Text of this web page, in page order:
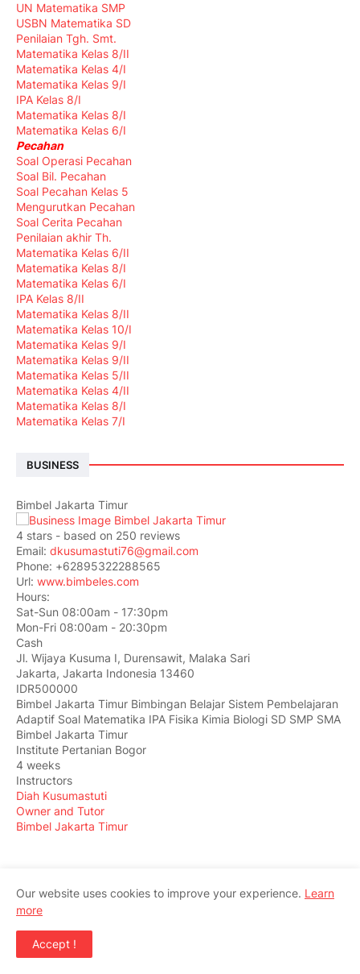
UN Matematika SMP
USBN Matematika SD
Penilaian Tgh. Smt.
Matematika Kelas 8/II
Matematika Kelas 4/I
Matematika Kelas 9/I
IPA Kelas 8/I
Matematika Kelas 8/I
Matematika Kelas 6/I
Pecahan
Soal Operasi Pecahan
Soal Bil. Pecahan
Soal Pecahan Kelas 5
Mengurutkan Pecahan
Soal Cerita Pecahan
Penilaian akhir Th.
Matematika Kelas 6/II
Matematika Kelas 8/I
Matematika Kelas 6/I
IPA Kelas 8/II
Matematika Kelas 8/II
Matematika Kelas 10/I
Matematika Kelas 9/I
Matematika Kelas 9/II
Matematika Kelas 5/II
Matematika Kelas 4/II
Matematika Kelas 8/I
Matematika Kelas 7/I
BUSINESS
Bimbel Jakarta Timur
4 stars - based on 250 reviews
Email: dkusumastuti76@gmail.com
Phone: +62895322288565
Url: www.bimbeles.com
Hours:
Sat-Sun 08:00am - 17:30pm
Mon-Fri 08:00am - 20:30pm
Cash
Jl. Wijaya Kusuma I, Durensawit, Malaka Sari
Jakarta, Jakarta Indonesia 13460
IDR500000
Bimbel Jakarta Timur Bimbingan Belajar Sistem Pembelajaran
Adaptif Soal Matematika IPA Fisika Kimia Biologi SD SMP SMA
Bimbel Jakarta Timur
Institute Pertanian Bogor
4 weeks
Instructors
Diah Kusumastuti
Owner and Tutor
Bimbel Jakarta Timur
Our website uses cookies to improve your experience. Learn
more
Accept !